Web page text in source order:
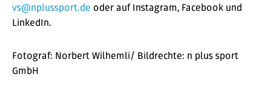
vs@nplussport.de oder auf Instagram, Facebook und
LinkedIn.
Fotograf: Norbert Wilhemli/ Bildrechte: n plus sport
GmbH